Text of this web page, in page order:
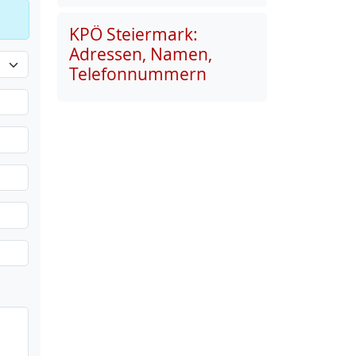
KPÖ Steiermark:
Adressen, Namen,
Telefonnummern